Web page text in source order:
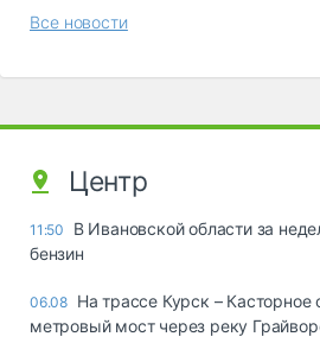
Все новости
Центр
11:50
В Ивановской области за
бензин
06.08 На трассе Курск – Касторное
метровый мост через реку